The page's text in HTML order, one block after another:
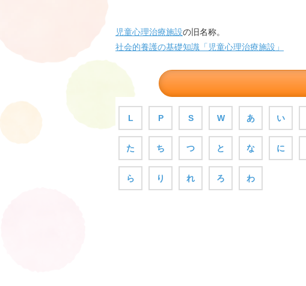
児童心理治療施設の旧名称。
社会的養護の基礎知識「児童心理治療施設」
L P S W あ い
た ち つ と な に
ら り れ ろ わ